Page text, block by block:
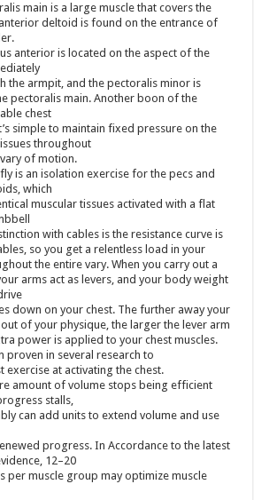
main is a large muscle that covers the
deltoid is found on the entrance of
anterior is located on the aspect of the
the armpit, and the pectoralis minor is
pectoralis main. Another boon of the
chest
simple to maintain fixed pressure on the
throughout
of motion.
is an isolation exercise for the pecs and
which
muscular tissues activated with a flat
with cables is the resistance curve is
so you get a relentless load in your
the entire vary. When you carry out a
arms act as levers, and your body weight
down on your chest. The further away your
of your physique, the larger the lever arm
power is applied to your chest muscles.
proven in several research to
exercise at activating the chest.
amount of volume stops being efficient
stalls,
can add units to extend volume and use
progress. In Accordance to the latest
12–20
per muscle group may optimize muscle